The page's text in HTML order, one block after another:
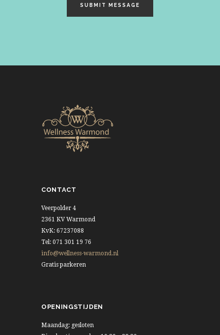
SUBMIT MESSAGE
CONTACT
Veerpolder 4
2361 KV Warmond
KvK: 67237088
Tel: 071 301 19 76
info@wellness-warmond.nl
Gratis parkeren
OPENINGSTIJDEN
Maandag: gesloten